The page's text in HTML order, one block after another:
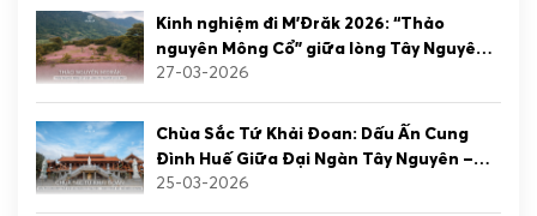
Kinh nghiệm đi M’Đrăk 2026: “Thảo
nguyên Mông Cổ” giữa lòng Tây Nguyên
có gì mới?
27-03-2026
Chùa Sắc Tứ Khải Đoan: Dấu Ấn Cung
Đình Huế Giữa Đại Ngàn Tây Nguyên –
Hành Trình Kết Nối Biển & Rừng
25-03-2026